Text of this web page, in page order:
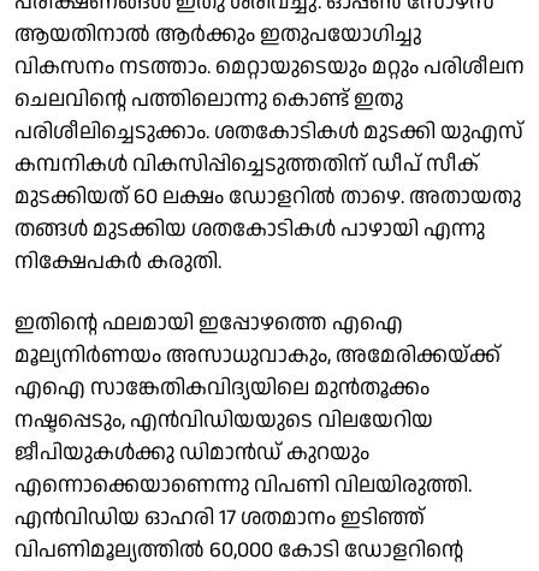
ആയതിനാൽ ആർക്കും ഇതുപയോഗിച്ചു
വികസനം നടത്താം. മെറ്റായുടെയും മറ്റും പരിശീലന
ചെലവിൻ്റെ പത്തിലൊന്നു കൊണ്ട് ഇതു
പരിശീലിച്ചെടുക്കാം. ശതകോടികൾ മുടക്കി യുഎസ്
കമ്പനികൾ വികസിപ്പിച്ചെടുത്തതിന് ഡീപ് സീക്
മുടക്കിയത് 60 ലക്ഷം ഡോളറിൽ താഴെ. അതായതു
തങ്ങൾ മുടക്കിയ ശതകോടികൾ പാഴായി എന്നു
നിക്ഷേപകർ കരുതി.
ഇതിൻ്റെ ഫലമായി ഇപ്പോഴത്തെ എഐ
മൂല്യനിർണയം അസാധുവാകും, അമേരിക്കയ്ക്ക്
എഐ സാങ്കേതികവിദ്യയിലെ മുൻതൂക്കം
നഷ്ടപ്പെടും, എൻവിഡിയയുടെ വിലയേറിയ
ജീപിയുകൾക്കു ഡിമാൻഡ് കുറയും
എന്നൊക്കെയാണെന്നു വിപണി വിലയിരുത്തി.
എൻവിഡിയ ഓഹരി 17 ശതമാനം ഇടിഞ്ഞ്
വിപണിമൂല്യത്തിൽ 60,000 കോടി ഡോളറിന്റെ